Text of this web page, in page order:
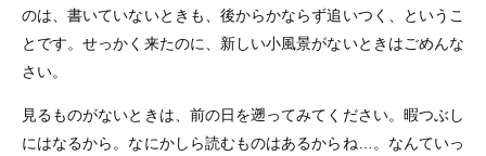
のは、書いていないときも、後からかならず追いつく、というこ
とです。せっかく来たのに、新しい小風景がないときはごめんな
さい。
見るものがないときは、前の日を遡ってみてください。暇つぶし
にはなるから。なにかしら読むものはあるからね…。なんていっ